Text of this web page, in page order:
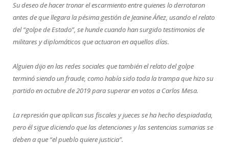
Su deseo de hacer tronar el escarmiento entre quienes lo derrotaron
antes de que llegara la pésima gestión de Jeanine Áñez, usando el relato
del “golpe de Estado”, se hunde cuando han surgido testimonios de
militares y diplomáticos que actuaron en aquellos días.
Alguien dijo en las redes sociales que también el relato del golpe
terminó siendo un fraude, como había sido toda la trampa que hizo su
partido en octubre de 2019 para superar en votos a Carlos Mesa.
La represión que aplican sus fiscales y jueces se ha hecho despiadada,
pero él sigue diciendo que las detenciones y las sentencias sumarias se
deben a que “el pueblo quiere justicia”.